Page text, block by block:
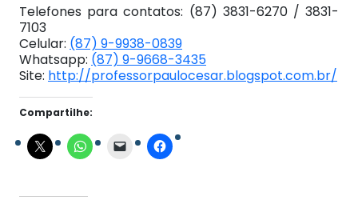
Telefones para contatos: (87) 3831-6270 / 3831-
7103
Celular: (87) 9-9938-0839
Whatsapp: (87) 9-9668-3435
Site: http://professorpaulocesar.blogspot.com.br/
Compartilhe: